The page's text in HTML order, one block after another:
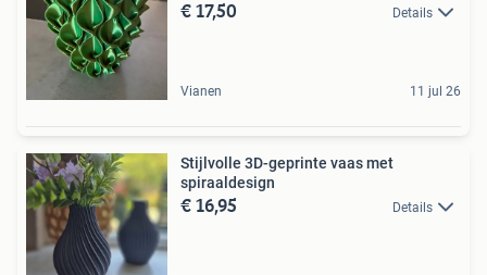
€ 17,50 Details
Vianen 11 jul 26
Stijlvolle 3D-geprinte vaas met
spiraaldesign
€ 16,95 Details